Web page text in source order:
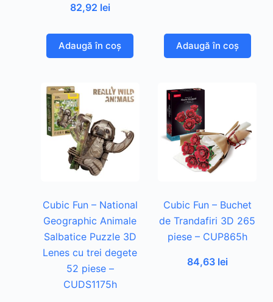
82,92 lei
Adaugă în coș Adaugă în coș
Cubic Fun – National
Geographic Animale
Salbatice Puzzle 3D
Lenes cu trei degete
52 piese –
CUDS1175h
Cubic Fun – Buchet
de Trandafiri 3D 265
piese – CUP865h
84,63 lei